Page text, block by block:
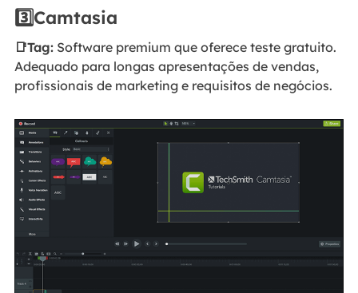
3️⃣Camtasia
📑Tag:Software premium que oferece teste gratuito.
Adequado para longas apresentações de vendas,
profissionais de marketing e requisitos de negócios.